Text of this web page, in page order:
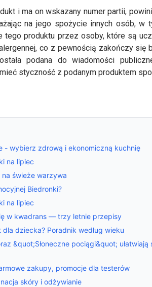
i ma on wskazany numer partii,
na jego spożycie innych osób, w
tego produktu przez osoby, które są
co z pewnością zakończy się
podana do wiadomości
styczność z podanym produktem
- wybierz zdrową i ekonomiczną kuchnię
na lipiec
świeże warzywa
Biedronki?
na lipiec
w kwadrans — trzy letnie przepisy
dziecka? Poradnik według wieku
&quot;Słoneczne pociągi&quot;
zakupy, promocje dla testerów
skóry i odżywianie